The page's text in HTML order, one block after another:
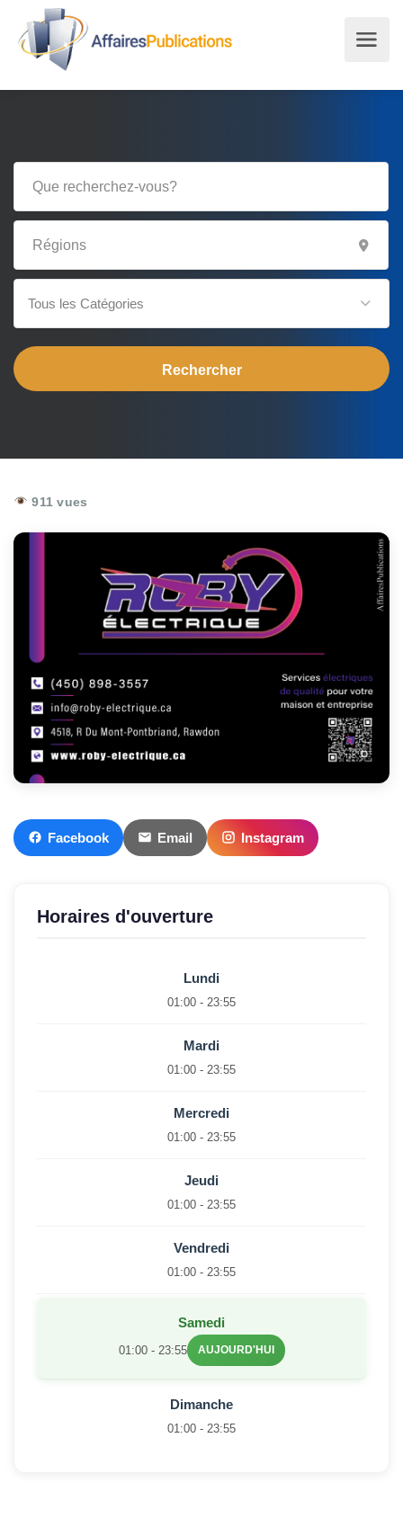
Tous les Catégories
911 vues
Facebook Email Instagram
Horaires d'ouverture
Lundi
01:00 - 23:55
Mardi
01:00 - 23:55
Mercredi
01:00 - 23:55
Jeudi
01:00 - 23:55
Vendredi
01:00 - 23:55
Samedi
01:00 - 23:55 AUJOURD'HUI
Dimanche
01:00 - 23:55